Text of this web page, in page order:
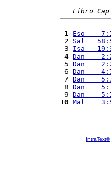
Libro
1 Eso
2 Sal
3 Isa
4 Dan
5 Dan
6 Dan
7 Dan
8 Dan
9 Dan
10 Mal
IntraText®